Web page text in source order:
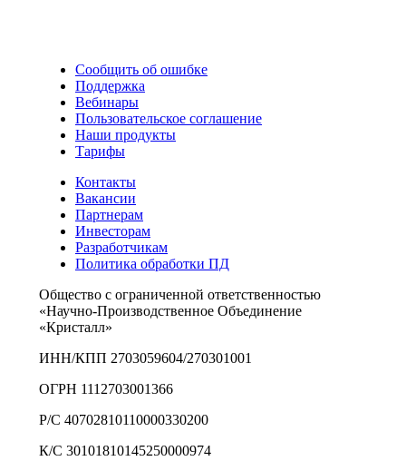
Сообщить об ошибке
Поддержка
Вебинары
Пользовательское соглашение
Наши продукты
Тарифы
Контакты
Вакансии
Партнерам
Инвесторам
Разработчикам
Политика обработки ПД
Общество с ограниченной ответственностью
«Научно-Производственное Объединение
«Кристалл»
ИНН/КПП 2703059604/270301001
ОГРН 1112703001366
Р/С 40702810110000330200
К/С 30101810145250000974